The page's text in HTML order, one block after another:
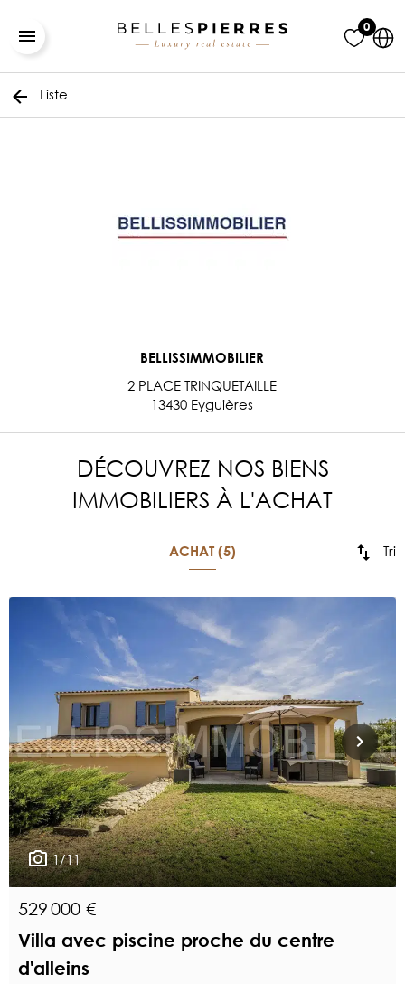
0
Liste
BELLISSIMMOBILIER
2 PLACE TRINQUETAILLE
13430 Eyguières
DÉCOUVREZ NOS BIENS
IMMOBILIERS À L'ACHAT
ACHAT (5) Tri
1/11
529 000 €
Villa avec piscine proche du centre
d'alleins